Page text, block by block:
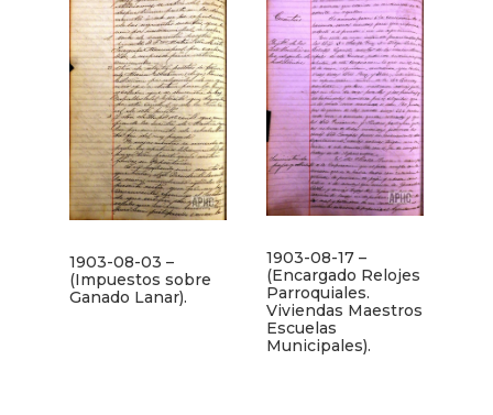
1903-08-03 –
(Impuestos sobre
Ganado Lanar).
1903-08-17 –
(Encargado Relojes
Parroquiales.
Viviendas Maestros
Escuelas
Municipales).